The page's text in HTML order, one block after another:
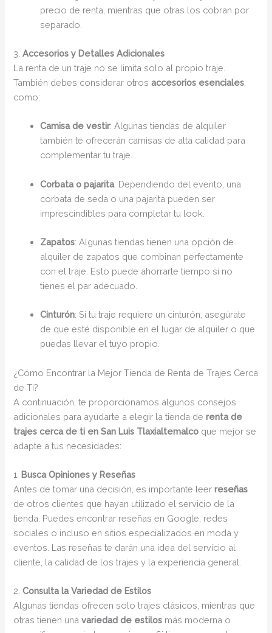
precio de renta, mientras que otras los cobran por
separado.
3.Accesorios y Detalles Adicionales
La renta de un traje no se limita solo al propio traje.
También debes considerar otrosaccesorios esenciales
como:
Camisa de vestir: Algunas tiendas de alquiler
también te ofrecerán camisas de alta calidad para
complementar tu traje.
Corbata o pajarita: Dependiendo del evento, una
corbata de seda o una pajarita pueden ser
imprescindibles para completar tu look.
Zapatos: Algunas tiendas tienen una opción de
alquiler de zapatos que combinan perfectamente
con el traje. Esto puede ahorrarte tiempo si no
tienes el par adecuado.
Cinturón: Si tu traje requiere un cinturón, asegúrate
de que esté disponible en el lugar de alquiler o que
puedas llevar el tuyo propio.
¿Cómo Encontrar la Mejor Tienda de Renta de Trajes Cerca
de Ti?
A continuación, te proporcionamos algunos consejos
adicionales para ayudarte a elegir la tienda derenta de
trajes cerca de ti en San Luis Tlaxialtemalco que mejor se
adapte a tus necesidades:
1. Busca Opiniones y Reseñas
Antes de tomar una decisión, es importante leerreseñas
de otros clientes que hayan utilizado el servicio de la
tienda. Puedes encontrar reseñas en Google, redes
sociales o incluso en sitios especializados en moda y
eventos. Las reseñas te darán una idea del servicio al
cliente, la calidad de los trajes y la experiencia general.
2.Consulta la Variedad de Estilos
Algunas tiendas ofrecen solo trajes clásicos, mientras que
otras tienen unavariedad de estilos más moderna o